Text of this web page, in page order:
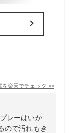
を楽天でチェック >>
レーはいか
ので汚れもき